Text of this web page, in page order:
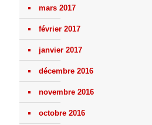
mars 2017
février 2017
janvier 2017
décembre 2016
novembre 2016
octobre 2016